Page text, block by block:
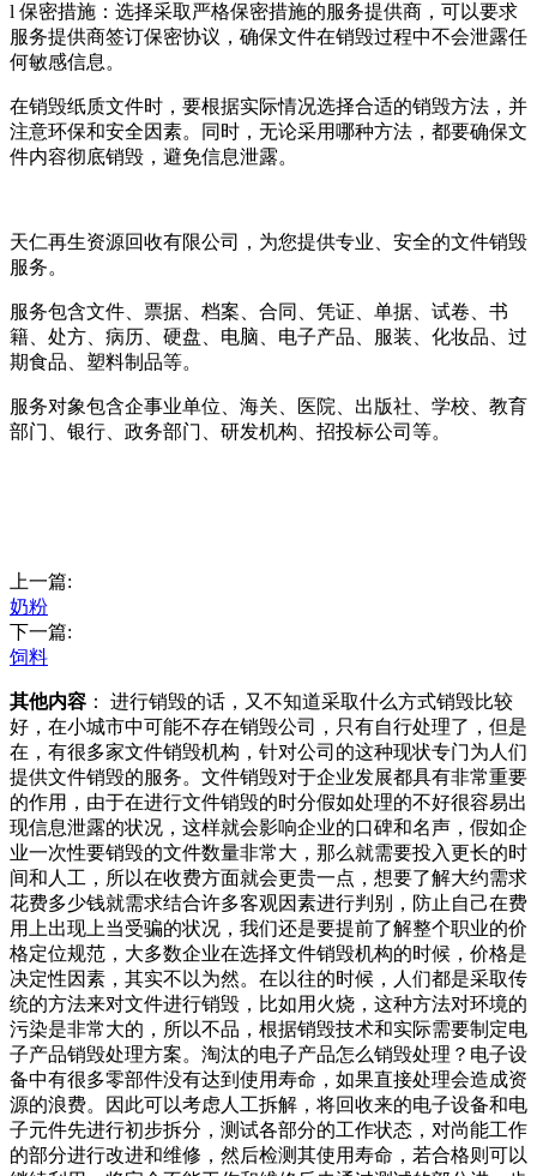
l 保密措施：选择采取严格保密措施的服务提供商，可以要求
服务提供商签订保密协议，确保文件在销毁过程中不会泄露任
何敏感信息。
在销毁纸质文件时，要根据实际情况选择合适的销毁方法，并
注意环保和安全因素。同时，无论采用哪种方法，都要确保文
件内容彻底销毁，避免信息泄露。
天仁再生资源回收有限公司，为您提供专业、安全的文件销毁
服务。
服务包含文件、票据、档案、合同、凭证、单据、试卷、书
籍、处方、病历、硬盘、电脑、电子产品、服装、化妆品、过
期食品、塑料制品等。
服务对象包含企事业单位、海关、医院、出版社、学校、教育
部门、银行、政务部门、研发机构、招投标公司等。
上一篇:
奶粉
下一篇:
饲料
其他内容 ： 进行销毁的话，又不知道采取什么方式销毁比较
好，在小城市中可能不存在销毁公司，只有自行处理了，但是
在，有很多家文件销毁机构，针对公司的这种现状专门为人们
提供文件销毁的服务。文件销毁对于企业发展都具有非常重要
的作用，由于在进行文件销毁的时分假如处理的不好很容易出
现信息泄露的状况，这样就会影响企业的口碑和名声，假如企
业一次性要销毁的文件数量非常大，那么就需要投入更长的时
间和人工，所以在收费方面就会更贵一点，想要了解大约需求
花费多少钱就需求结合许多客观因素进行判别，防止自己在费
用上出现上当受骗的状况，我们还是要提前了解整个职业的价
格定位规范，大多数企业在选择文件销毁机构的时候，价格是
决定性因素，其实不以为然。在以往的时候，人们都是采取传
统的方法来对文件进行销毁，比如用火烧，这种方法对环境的
污染是非常大的，所以不品，根据销毁技术和实际需要制定电
子产品销毁处理方案。淘汰的电子产品怎么销毁处理？电子设
备中有很多零部件没有达到使用寿命，如果直接处理会造成资
源的浪费。因此可以考虑人工拆解，将回收来的电子设备和电
子元件先进行初步拆分，测试各部分的工作状态，对尚能工作
的部分进行改进和维修，然后检测其使用寿命，若合格则可以